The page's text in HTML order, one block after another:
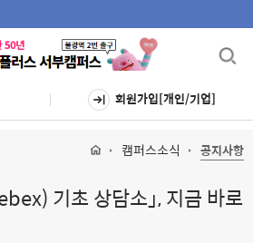
회원가입[개인/기업]
캠퍼스소식 공지사항
기초 상담소」, 지금 바로